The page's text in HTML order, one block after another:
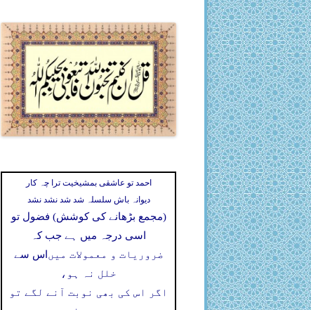
احمد تو عاشقی بمشیخیت ترا چہ کار
دیوانہ باش سلسلہ شد شد نشد نشد
(مجمع بڑھانے کی کوشش) فضول تو
اسی درجہ میں ہے جب کہ
اس سے ضروریات و معمولات میں
خلل نہ ہو،
اگر اس کی بھی نوبت آنے لگے تو